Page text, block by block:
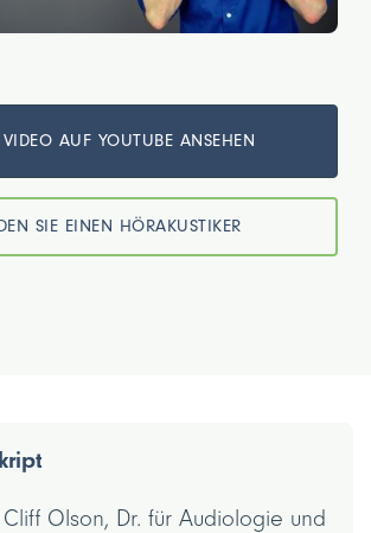
VIDEO AUF YOUTUBE ANSEHEN
SIE EINEN HÖRAKUSTIKER
Olson, Dr. für Audiologie und